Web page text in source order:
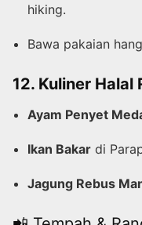
hiking.
Bawa pakaian
12. Kuliner Halal
Ayam Penyet
Ikan Bakar di
Jagung Rebus